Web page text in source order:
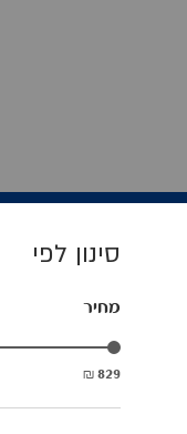
סינון לפי
מחיר